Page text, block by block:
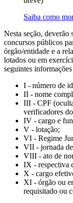
Saiba como
Nesta seção, deverão
concursos públicos
órgão/entidade e a
lotados ou em
seguintes
I - número de
II - nome
III - CPF
verificadores
IV - cargo e
V - lotação;
VI - Regime
VII - jornada
VIII - ato de
IX - respectiva
X - cargo
XI - órgão ou
requisitado ou